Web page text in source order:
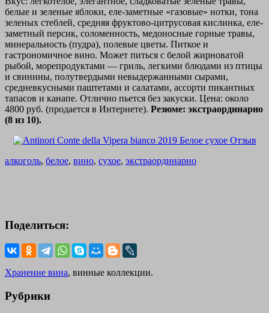
белые и зеленые яблоки, еле-заметные «газовые» нотки, тона
зеленых стеблей, средняя фруктово-цитрусовая кислинка, еле-
заметный персик, соломенность, медоносные горные травы,
минеральность (пудра), полевые цветы. Питкое и
гастрономичное вино. Может питься с белой жирноватой
рыбой, морепродуктами — гриль, легкими блюдами из птицы
и свинины, полутвердыми невыдержанными сырами,
средневкусными паштетами и салатами, ассорти пикантных
тапасов и канапе. Отлично пьется без закуски. Цена: около
4800 руб. (продается в Интернете). Резюме: экстраординарно
(8 из 10).
алкоголь, белое, вино, сухое, экстраординарно
Поделиться:
Хранение вина, винные коллекции.
Рубрики